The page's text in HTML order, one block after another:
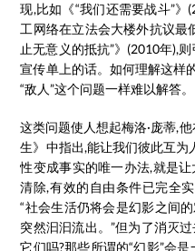
现,比如《“我们还需要战斗”
工网络在立法会大楼外抗议最
止无意义的抵抗”》(2010年),
宣传单上的话。如何理解这样
“敌人”这个问题一样难以解答。
这类问题使人想起梅洛·庞蒂,
生》中指出,能让我们彼此互
性变成事实的唯一办法,就是
清除,有效的自由条件已完全
“社会生活仍将会是幻影之间
突然汩汩流出。”但为了消灭
它们吗?那些所谓的“幻影”会